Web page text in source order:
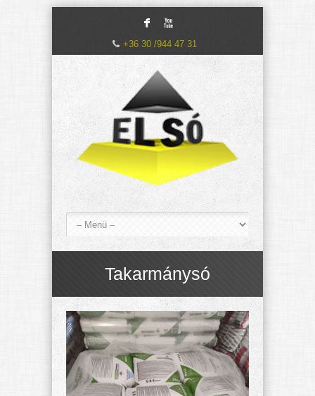
F X
+36 30 /944 47 31
Takarmánysó